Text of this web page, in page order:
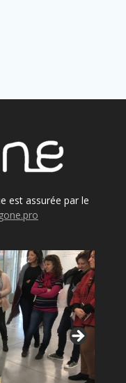
est assurée par le